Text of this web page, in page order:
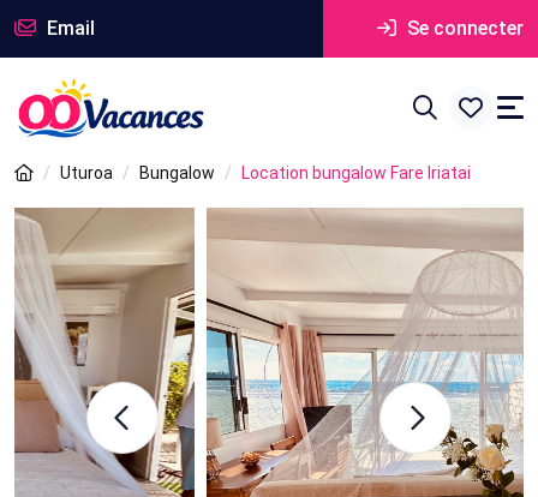
Email Se connecter
Uturoa Bungalow Location bungalow Fare Iriatai